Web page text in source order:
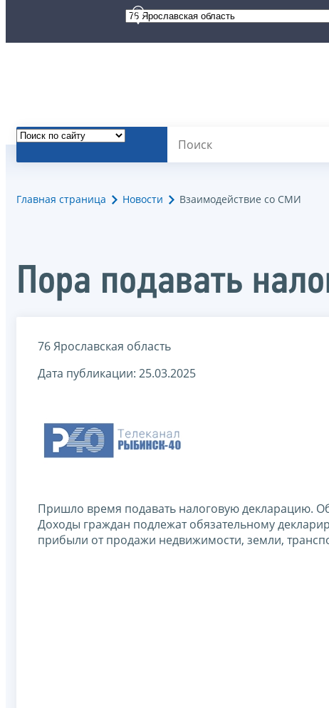
Главная страница Новости Взаимодействие со СМИ
Пора подавать
76 Ярославская область
Дата публикации: 25.03.2025
Пришло время подавать налоговую декларацию.
Доходы граждан подлежат обязательному
прибыли от продажи недвижимости, земли,